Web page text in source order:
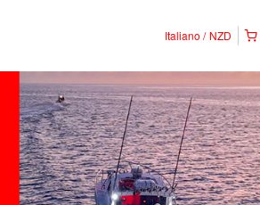
Italiano NZD